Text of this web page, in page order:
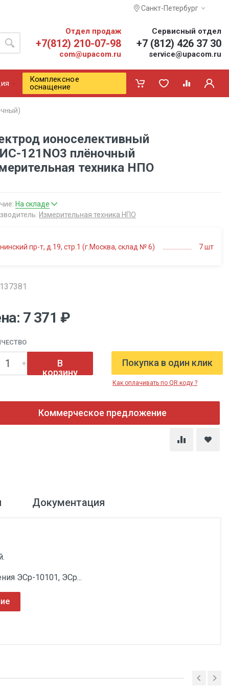
Санкт-Петербург
Отдел продаж
+7(812) 210-07-98
com@upacom.ru
Сервисный отдел
+7 (812) 426 37 30
service@upacom.ru
Комплексное
оснащение
ионоселективный
121NO3 плёночный
техника НПО
На складе
Измерительная техника НПО
пр-т, д.19, стр.1 (г.Москва, склад № 6) 7шт
7 371 ₽
В
корзину
Покупка в один клик
Как оплачивать по QR коду ?
Коммерческое предложение
Документация
ЭСр-10101, ЭСр...